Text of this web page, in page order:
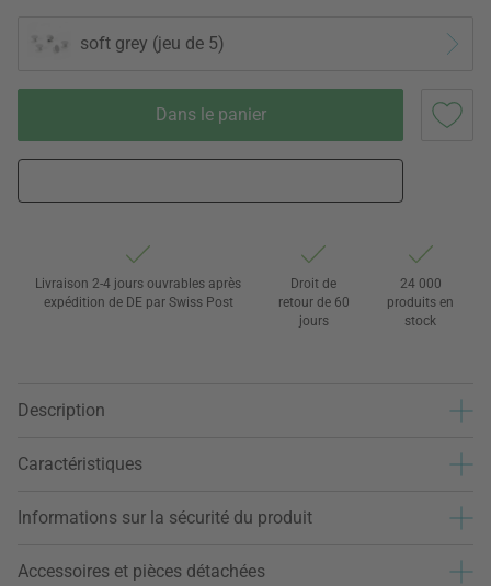
soft grey (jeu de 5)
Dans le panier
Livraison 2-4 jours ouvrables après
expédition de DE par Swiss Post
Droit de
retour de 60
jours
24 000
produits en
stock
Description
Caractéristiques
Informations sur la sécurité du produit
Accessoires et pièces détachées